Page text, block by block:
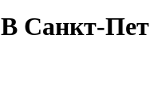
В Санкт-